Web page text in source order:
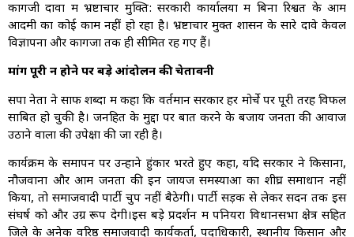
कागजी दावों में भ्रष्टाचार मुक्ति: सरकारी कार्यालयों में बिना रिश्वत के आम
आदमी का कोई काम नहीं हो रहा है। भ्रष्टाचार मुक्त शासन के सारे दावे केवल
विज्ञापनों और कागजों तक ही सीमित रह गए हैं।
मांगें पूरी न होने पर बड़े आंदोलन की चेतावनी
सपा नेता ने साफ शब्दों में कहा कि वर्तमान सरकार हर मोर्चे पर पूरी तरह विफल
साबित हो चुकी है। जनहित के मुद्दों पर बात करने के बजाय जनता की आवाज
उठाने वालों की उपेक्षा की जा रही है।
कार्यक्रम के समापन पर उन्होंने हुंकार भरते हुए कहा, यदि सरकार ने किसानों,
नौजवानों और आम जनता की इन जायज समस्याओं का शीघ्र समाधान नहीं
किया, तो समाजवादी पार्टी चुप नहीं बैठेगी। पार्टी सड़क से लेकर सदन तक इस
संघर्ष को और उग्र रूप देगी।इस बड़े प्रदर्शन में पनियरा विधानसभा क्षेत्र सहित
जिले के अनेक वरिष्ठ समाजवादी कार्यकर्ता, पदाधिकारी, स्थानीय किसान और